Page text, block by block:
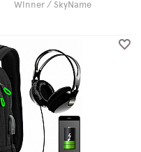
Winner / SkyName